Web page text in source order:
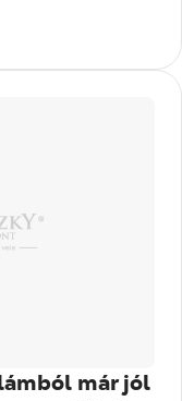
már jól